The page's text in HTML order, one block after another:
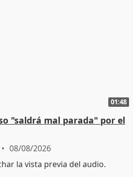
01:48
"saldrá mal parada" por el
08/08/2026